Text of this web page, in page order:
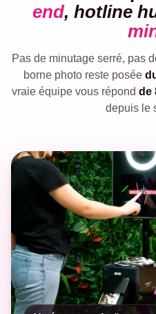
end, hotline
Pas de minutage serré, pas
borne photo reste posée
vraie équipe vous répond de
depuis le